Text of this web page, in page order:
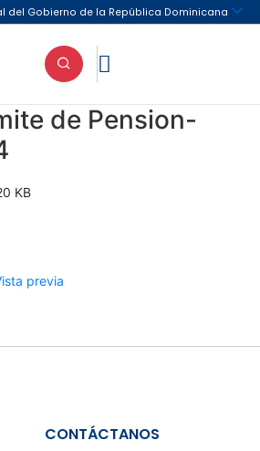

de Pension-
KB
previa
CONTÁCTANOS